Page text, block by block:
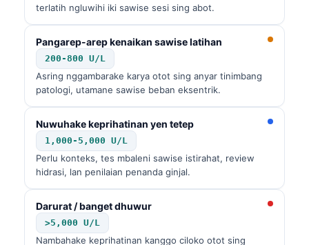
terlatih ngluwihi iki sawise sesi sing abot.
Pangarep-arep kenaikan sawise latihan
200-800 U/L
Asring nggambarake karya otot sing anyar tinimbang
patologi, utamane sawise beban eksentrik.
Nuwuhake keprihatinan yen tetep
1,000-5,000 U/L
Perlu konteks, tes mbaleni sawise istirahat, review
hidrasi, lan penilaian penanda ginjal.
Darurat / banget dhuwur
>5,000 U/L
Nambahake keprihatinan kanggo ciloko otot sing
Беларуская мова
Esperanto
Ślōnskŏ gŏdka
Norsk bokmål